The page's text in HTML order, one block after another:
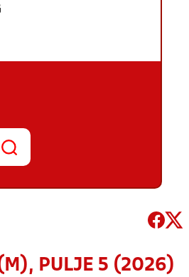
PULJE 5 (2026)